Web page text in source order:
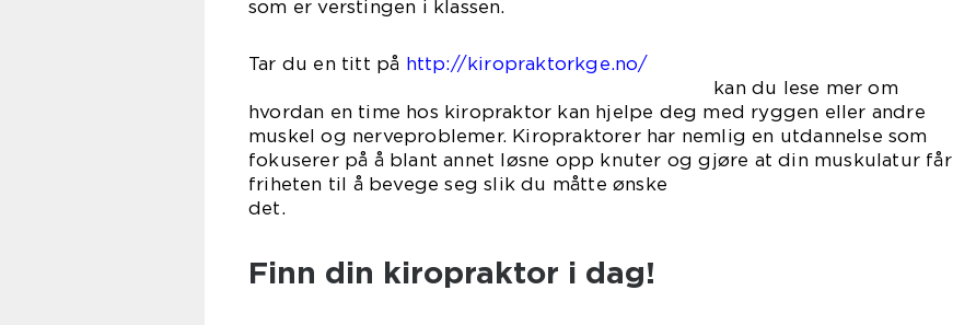
som er verstingen i klassen.
Tar du en titt på http://kiropraktorkge.no/
kan du lese mer om
hvordan en time hos kiropraktor kan hjelpe deg med ryggen eller andre
muskel og nerveproblemer. Kiropraktorer har nemlig en utdannelse som
fokuserer på å blant annet løsne opp knuter og gjøre at din muskulatur får
friheten til å bevege seg slik du måtte ønske
det.
Finn din kiropraktor i dag!